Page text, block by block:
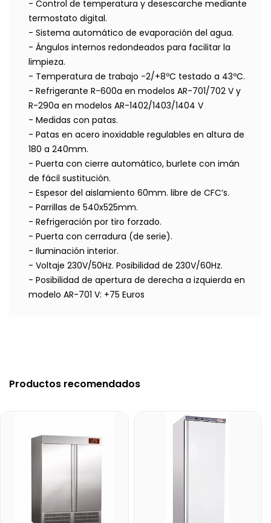
- Control de temperatura y desescarche mediante
termostato digital.
- Sistema automático de evaporación del agua.
- Ángulos internos redondeados para facilitar la
limpieza.
- Temperatura de trabajo -2/+8ºC testado a 43ºC.
- Refrigerante R-600a en modelos AR-701/702 V y
R-290a en modelos AR-1402/1403/1404 V
- Medidas con patas.
- Patas en acero inoxidable regulables en altura de
180 a 240mm.
- Puerta con cierre automático, burlete con imán
de fácil sustitución.
- Espesor del aislamiento 60mm. libre de CFC’s.
- Parrillas de 540x525mm.
- Refrigeración por tiro forzado.
- Puerta con cerradura (de serie).
- Iluminación interior.
- Voltaje 230V/50Hz. Posibilidad de 230V/60Hz.
- Posibilidad de apertura de derecha a izquierda en
modelo AR-701 V: +75 Euros
Productos recomendados